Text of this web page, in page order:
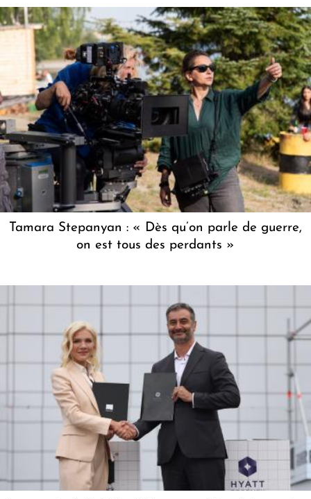
Tamara Stepanyan : « Dès qu’on parle de guerre,
on est tous des perdants »